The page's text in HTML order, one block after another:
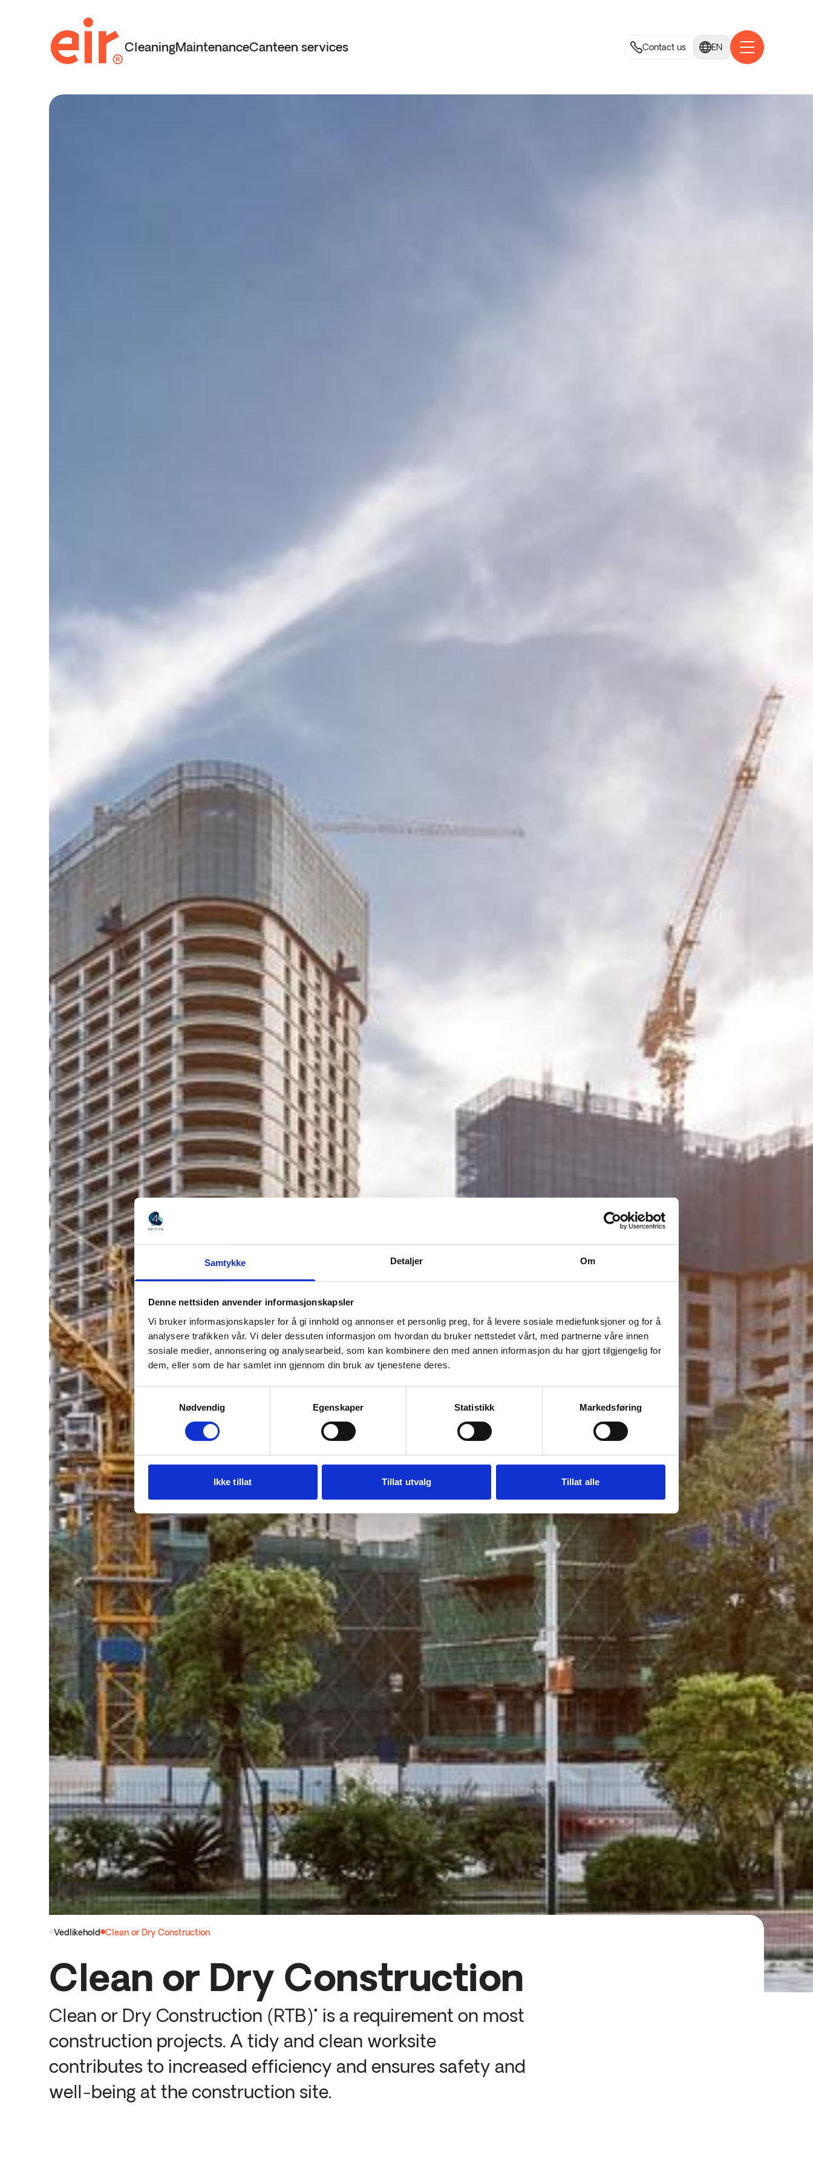
Samtykke Detaljer Om
Denne nettsiden anvender informasjonskapsler
Vi bruker informasjonskapsler for å gi innhold og annonser et personlig preg, for å levere sosiale mediefunksjoner og for å
analysere trafikken vår. Vi deler dessuten informasjon om hvordan du bruker nettstedet vårt, med partnerne våre innen
sosiale medier, annonsering og analysearbeid, som kan kombinere den med annen informasjon du har gjort tilgjengelig for
dem, eller som de har samlet inn gjennom din bruk av tjenestene deres.
Samtykkevalg
Nødvendig
Egenskaper Statistikk Markedsføring
Ikke tillat Tillat utvalg Tillat alle
CleaningMaintenanceCanteen services Contact us EN
Vedlikehold Clean or Dry Construction
Clean or Dry Construction
Clean or Dry Construction (RTB)" is a requirement on most
construction projects. A tidy and clean worksite
contributes to increased efficiency and ensures safety and
well-being at the construction site.